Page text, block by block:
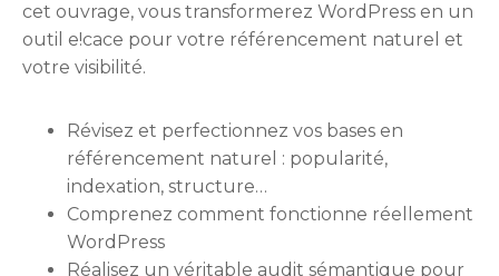
cet ouvrage, vous transformerez WordPress en un
outil e!cace pour votre référencement naturel et
votre visibilité.
Révisez et perfectionnez vos bases en
référencement naturel : popularité,
indexation, structure…
Comprenez comment fonctionne réellement
WordPress
Réalisez un véritable audit sémantique pour